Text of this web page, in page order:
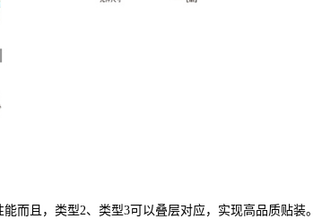
而且，类型2、类型3可以叠层对应，实现高品质贴装。